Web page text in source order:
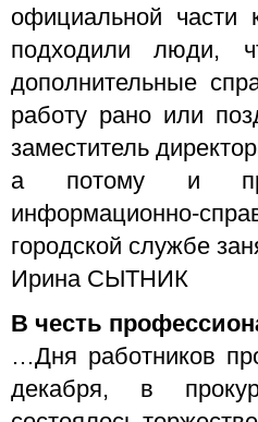
официальной части
подходили люди,
дополнительные
работу рано или
заместитель
а потому и
информационно-
городской службе
Ирина СЫТНИК
В честь
…Дня работников
декабря, в